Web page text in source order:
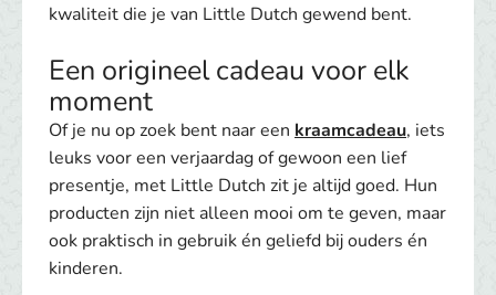
kwaliteit die je van Little Dutch gewend bent.
Een origineel cadeau voor elk
moment
Of je nu op zoek bent naar een kraamcadeau, iets
leuks voor een verjaardag of gewoon een lief
presentje, met Little Dutch zit je altijd goed. Hun
producten zijn niet alleen mooi om te geven, maar
ook praktisch in gebruik én geliefd bij ouders én
kinderen.